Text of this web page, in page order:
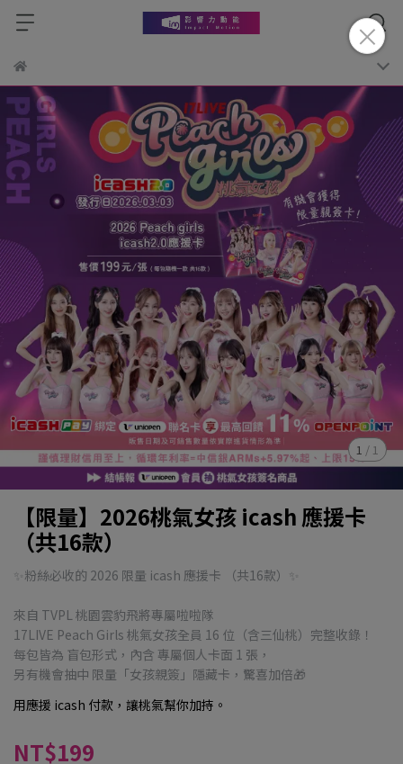
1 / 1
【限量】2026桃氣女孩 icash 應援卡
（共16款）
✨粉絲必收的 2026 限量 icash 應援卡 （共16款）✨
來自 TVPL 桃園雲豹飛將專屬啦啦隊
17LIVE Peach Girls 桃氣女孩全員 16 位（含三仙桃）完整收錄！
每包皆為 盲包形式，內含 專屬個人卡面 1 張，
另有機會抽中 限量「女孩親簽」隱藏卡，驚喜加倍🎁
用應援 icash 付款，讓桃氣幫你加持。
NT$199